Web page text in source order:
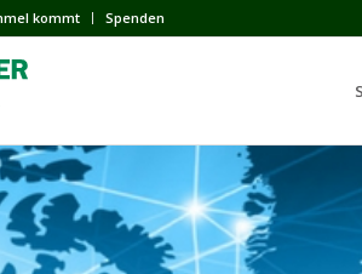
kommt Spenden